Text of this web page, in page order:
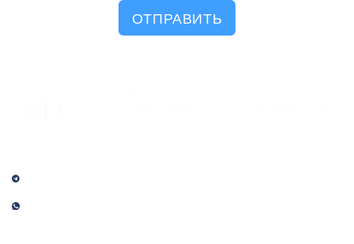
ОТПРАВИТЬ